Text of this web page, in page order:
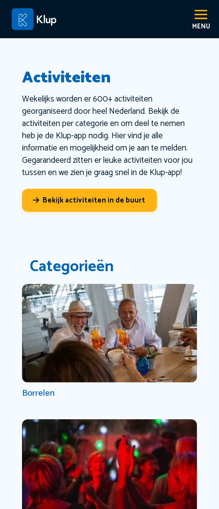
Activiteiten
Wekelijks worden er 600+ activiteiten
georganiseerd door heel Nederland. Bekijk de
activiteiten per categorie en om deel te nemen
heb je de Klup-app nodig. Hier vind je alle
informatie en mogelijkheid om je aan te melden.
Gegarandeerd zitten er leuke activiteiten voor jou
tussen en we zien je graag snel in de Klup-app!
Bekijk activiteiten in de buurt
Categorieën
Borrelen